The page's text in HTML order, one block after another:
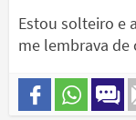
Estou solteiro e
me lembrava de